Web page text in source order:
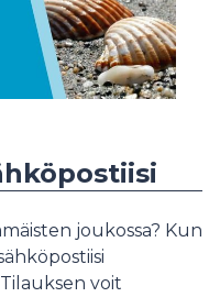
joukossa? Kun
voit